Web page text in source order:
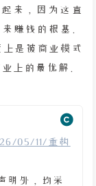
来，因为这直
赚钱的根基。
是被商业模式
上的最优解。
05/11/重构
明外，均采